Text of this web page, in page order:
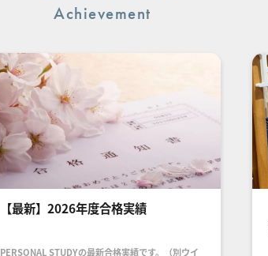
Achievement
【最新】2026年度合格実績
PERSONAL STUDYの最新合格実績です。（別ウイ